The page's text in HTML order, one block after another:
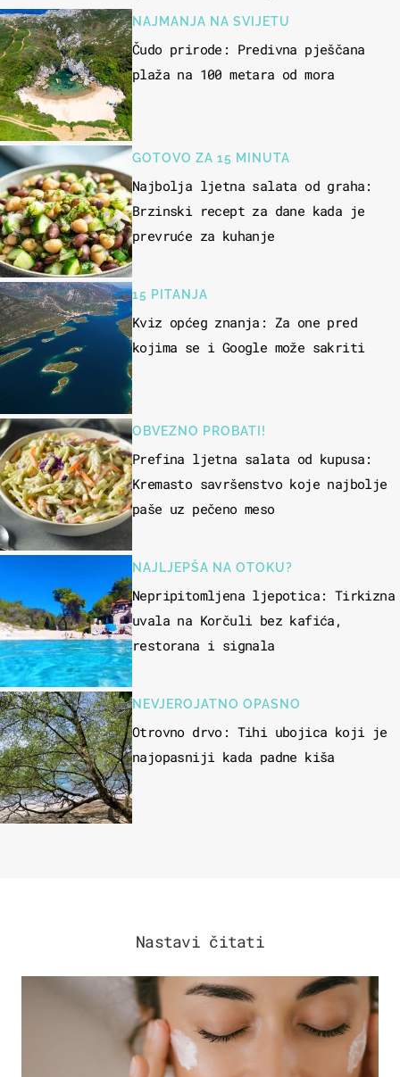
NAJMANJA NA SVIJETU
Čudo prirode: Predivna pješčana
plaža na 100 metara od mora
GOTOVO ZA 15 MINUTA
Najbolja ljetna salata od graha:
Brzinski recept za dane kada je
prevruće za kuhanje
15 PITANJA
Kviz općeg znanja: Za one pred
kojima se i Google može sakriti
OBVEZNO PROBATI!
Prefina ljetna salata od kupusa:
Kremasto savršenstvo koje najbolje
paše uz pečeno meso
NAJLJEPŠA NA OTOKU?
Nepripitomljena ljepotica: Tirkizna
uvala na Korčuli bez kafića,
restorana i signala
NEVJEROJATNO OPASNO
Otrovno drvo: Tihi ubojica koji je
najopasniji kada padne kiša
Nastavi čitati
MODA & LJEPOTA